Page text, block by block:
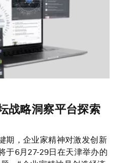
战略洞察平台探索
期，企业家精神对激发创新
于6月27-29日在天津举办的